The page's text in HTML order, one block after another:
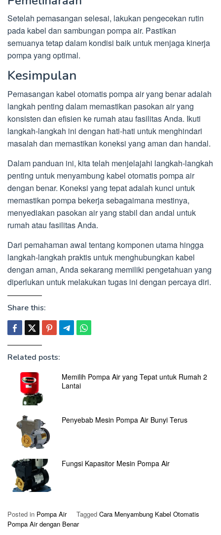
Setelah pemasangan selesai, lakukan pengecekan rutin
pada kabel dan sambungan pompa air. Pastikan
semuanya tetap dalam kondisi baik untuk menjaga kinerja
pompa yang optimal.
Kesimpulan
Pemasangan kabel otomatis pompa air yang benar adalah
langkah penting dalam memastikan pasokan air yang
konsisten dan efisien ke rumah atau fasilitas Anda. Ikuti
langkah-langkah ini dengan hati-hati untuk menghindari
masalah dan memastikan koneksi yang aman dan handal.
Dalam panduan ini, kita telah menjelajahi langkah-langkah
penting untuk menyambung kabel otomatis pompa air
dengan benar. Koneksi yang tepat adalah kunci untuk
memastikan pompa bekerja sebagaimana mestinya,
menyediakan pasokan air yang stabil dan andal untuk
rumah atau fasilitas Anda.
Dari pemahaman awal tentang komponen utama hingga
langkah-langkah praktis untuk menghubungkan kabel
dengan aman, Anda sekarang memiliki pengetahuan yang
diperlukan untuk melakukan tugas ini dengan percaya diri.
Share this:
Related posts:
Memilih Pompa Air yang Tepat untuk Rumah 2
Lantai
Penyebab Mesin Pompa Air Bunyi Terus
Fungsi Kapasitor Mesin Pompa Air
Posted in Pompa Air Tagged Cara Menyambung Kabel Otomatis
Pompa Air dengan Benar